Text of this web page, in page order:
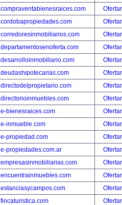
compraventabienesraices.com
cordobapropiedades.com
corredoresinmobiliarios.com
departamentosenoferta.com
desarrolloinmobiliario.com
deudashipotecarias.com
directodelpropietario.com
directorioinmuebles.com
e-bienesraices.com
e-inmueble.com
e-propiedad.com
e-propiedades.com.ar
empresasinmobiliarias.com
encuentrainmuebles.com
estanciasycampos.com
fincaturistica.com